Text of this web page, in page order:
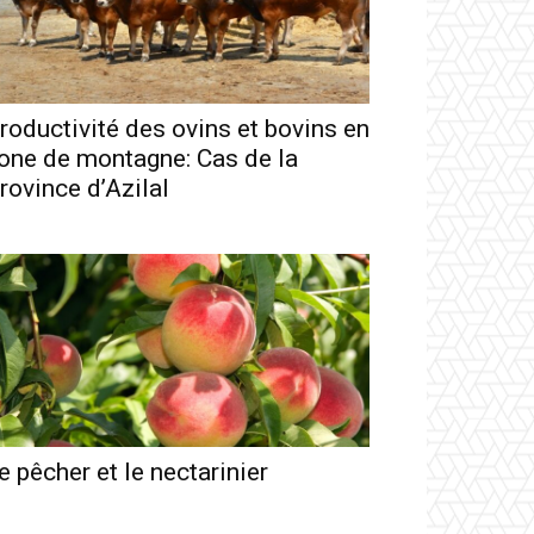
des ovins et bovins en
de montagne: Cas de la
d’Azilal
pêcher et le nectarinier